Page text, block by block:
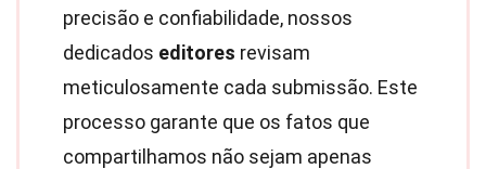
precisão e confiabilidade, nossos
dedicados editores revisam
meticulosamente cada submissão. Este
processo garante que os fatos que
compartilhamos não sejam apenas